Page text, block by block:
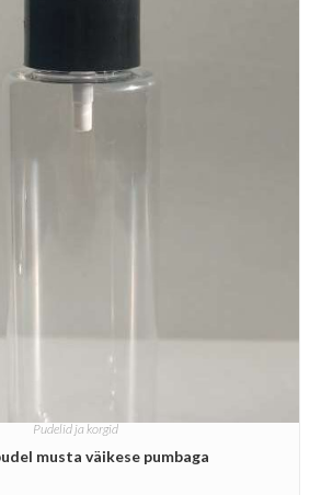
Pudelid ja korgid
musta väikese pumbaga